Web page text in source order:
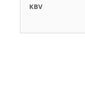
KBV